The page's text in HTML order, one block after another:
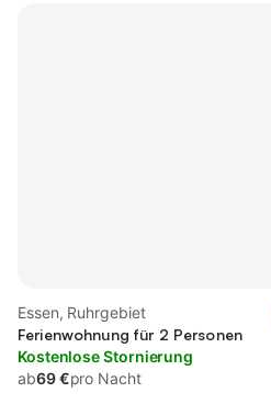
Essen, Ruhrgebiet
Ferienwohnung für 2 Personen
Kostenlose Stornierung
ab69 €pro Nacht